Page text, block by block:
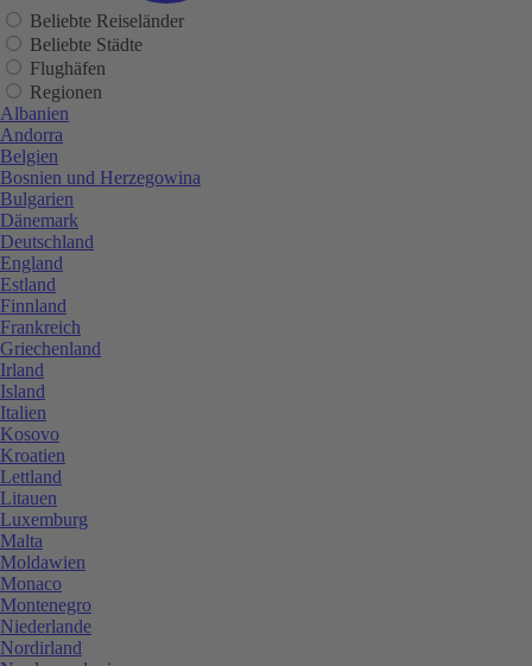
Beliebte Reiseländer
Beliebte Städte
Flughäfen
Regionen
Albanien
Andorra
Belgien
Bosnien und Herzegowina
Bulgarien
Dänemark
Deutschland
England
Estland
Finnland
Frankreich
Griechenland
Irland
Island
Italien
Kosovo
Kroatien
Lettland
Litauen
Luxemburg
Malta
Moldawien
Monaco
Montenegro
Niederlande
Nordirland